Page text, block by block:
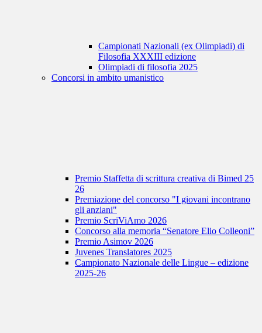
Campionati Nazionali (ex Olimpiadi) di
Filosofia XXXIII edizione
Olimpiadi di filosofia 2025
Concorsi in ambito umanistico
Premio Staffetta di scrittura creativa di Bimed 25
26
Premiazione del concorso "I giovani incontrano
gli anziani"
Premio ScriViAmo 2026
Concorso alla memoria “Senatore Elio Colleoni”
Premio Asimov 2026
Juvenes Translatores 2025
Campionato Nazionale delle Lingue – edizione
2025-26